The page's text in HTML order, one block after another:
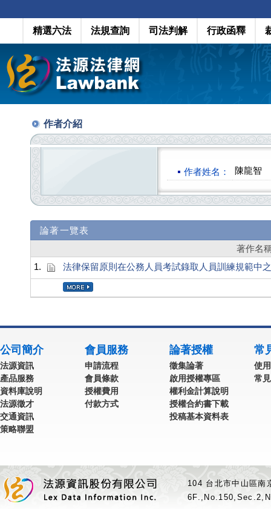
精選六法 法規查詢 司法判解 行政函釋
作者介紹
作者姓名： 陳龍智
論著一覽表
著作名
1.
法律保留原則在公務人員考試錄取人員訓練規範中
公司簡介
法源資訊
產品服務
資料庫說明
法源徵才
交通資訊
策略聯盟
會員服務
申請流程
會員條款
授權費用
付款方式
論著授權
徵集論著
啟用授權專區
權利金計算說明
授權合約書下載
投稿基本資料表
常
使
常
104 台北市中山區